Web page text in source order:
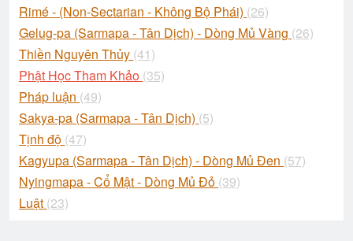
Rimé - (Non-Sectarian - Không Bộ Phái) (26)
Gelug-pa (Sarmapa - Tân Dịch) - Dòng Mủ Vàng (26)
Thiền Nguyên Thủy (41)
Phật Học Tham Khảo (35)
Pháp luận (49)
Sakya-pa (Sarmapa - Tân Dịch) (5)
Tịnh độ (47)
Kagyupa (Sarmapa - Tân Dịch) - Dòng Mủ Đen (57)
Nyingmapa - Cổ Mật - Dòng Mủ Đỏ (39)
Luật (23)